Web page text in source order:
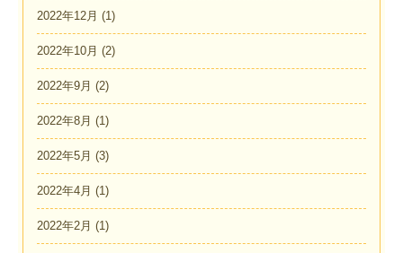
2022年12月 (1)
2022年10月 (2)
2022年9月 (2)
2022年8月 (1)
2022年5月 (3)
2022年4月 (1)
2022年2月 (1)